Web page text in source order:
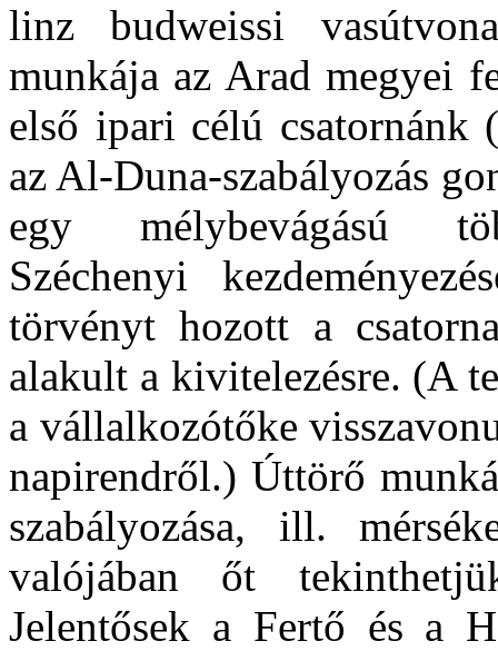
linz budweissi
munkája az Arad megyei
első ipari célú csatornánk
az Al-Duna-szabályozás
egy mélybevágású
Széchenyi
törvényt hozott a
alakult a kivitelezésre. (A
a vállalkozótőke
napirendről.) Úttörő
szabályozása, ill.
valójában őt
Jelentősek a Fertő és a